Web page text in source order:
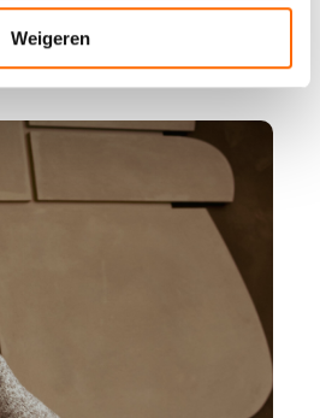
Weigeren